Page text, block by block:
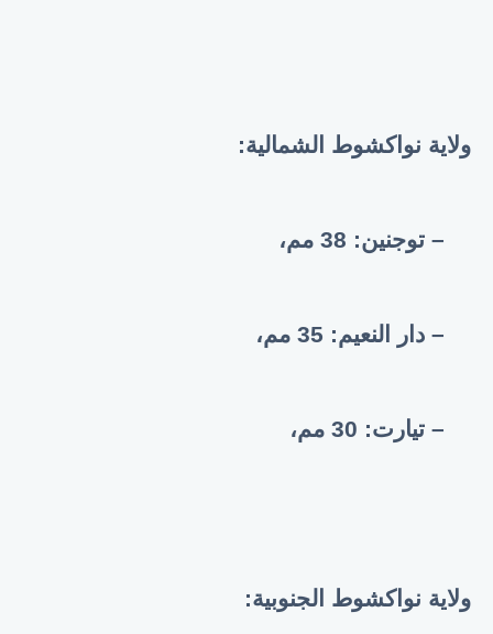
ولاية نواكشوط الشمالية:
– توجنين: 38مم،
– دار النعيم: 35 مم،
– تيارت: 30 مم،
ولاية نواكشوط الجنوبية: